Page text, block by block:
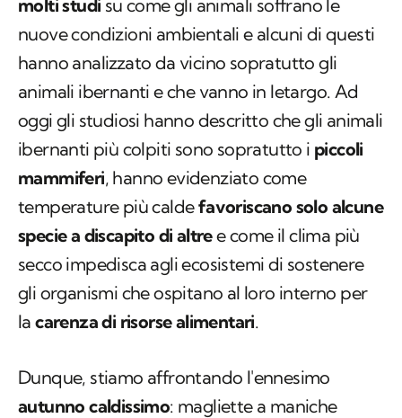
molti studi su come gli animali soffrano le
nuove condizioni ambientali e alcuni di questi
hanno analizzato da vicino sopratutto gli
animali ibernanti e che vanno in letargo. Ad
oggi gli studiosi hanno descritto che gli animali
ibernanti più colpiti sono sopratutto i piccoli
mammiferi, hanno evidenziato come
temperature più caldefavoriscano solo alcune
specie a discapito di altree come il clima più
secco impedisca agli ecosistemi di sostenere
gli organismi che ospitano al loro interno per
lacarenza di risorse alimentari.
Dunque, stiamo affrontando l'ennesimo
autunno caldissimo: magliette a maniche